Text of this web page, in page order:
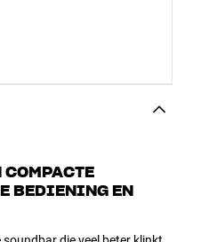
COMPACTE
BEDIENING EN